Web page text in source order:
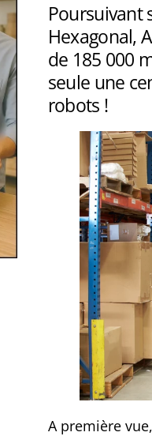
Poursuivant
Hexagonal,
de 185 000
seule une
robots !
A première